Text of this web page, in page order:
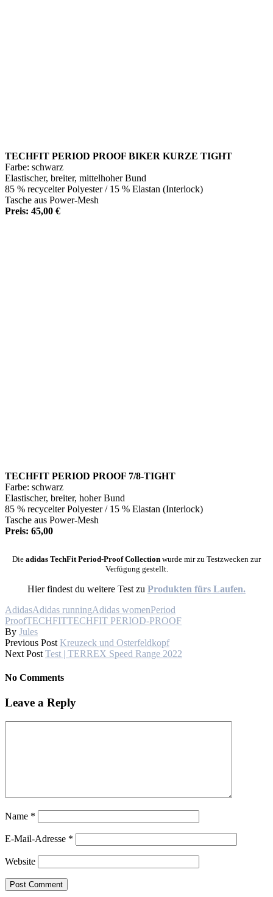
TECHFIT PERIOD PROOF BIKER KURZE TIGHT
Farbe: schwarz
Elastischer, breiter, mittelhoher Bund
85 % recycelter Polyester / 15 % Elastan (Interlock)
Tasche aus Power-Mesh
Preis: 45,00 €
TECHFIT PERIOD PROOF 7/8-TIGHT
Farbe: schwarz
Elastischer, breiter, hoher Bund
85 % recycelter Polyester / 15 % Elastan (Interlock)
Tasche aus Power-Mesh
Preis: 65,00
Die adidas TechFit Period-Proof Collection wurde mir zu Testzwecken zur
Verfügung gestellt.
Hier findest du weitere Test zu Produkten fürs Laufen.
AdidasAdidas runningAdidas womenPeriod
ProofTECHFITTECHFIT PERIOD-PROOF
By Jules
Previous Post Kreuzeck und Osterfeldkopf
Next Post Test | TERREX Speed Range 2022
No Comments
Leave a Reply
Name *
E-Mail-Adresse *
Website